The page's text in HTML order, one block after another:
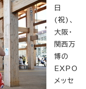
日
(祝)、
大阪・
関西万
博の
EXPO
メッセ